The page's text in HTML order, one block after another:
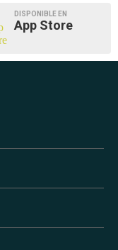
DISPONIBLE EN
App Store